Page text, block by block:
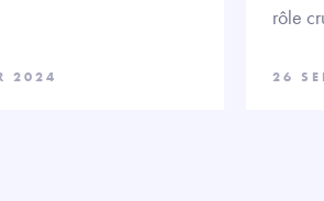
2024
rôle
26